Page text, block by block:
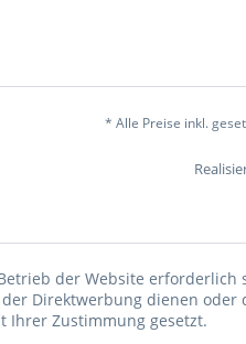
* Alle Preise inkl.
der Website
Direktwerbung dienen
Ihrer Zustimmung gesetzt.